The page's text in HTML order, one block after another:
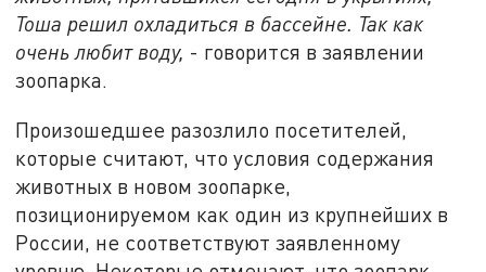
Тоша решил охладиться в бассейне. Так как
очень любит воду, - говорится в заявлении
зоопарка.
Произошедшее разозлило посетителей,
которые считают, что условия содержания
животных в новом зоопарке,
позиционируемом как один из крупнейших в
России, не соответствуют заявленному